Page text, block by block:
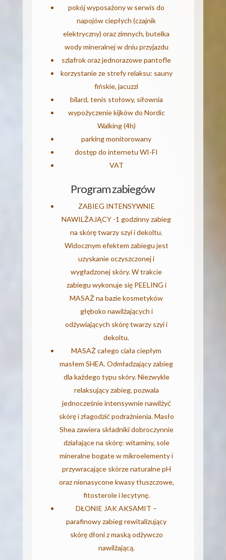
pokój wyposażony w serwis do
napojów ciepłych (czajnik
elektryczny) oraz zimnych, butelka
wody mineralnej w dniu przyjazdu
szlafrok oraz jednorazowe pantofle
korzystanie ze strefy relaksu: sauny
fińskie, jacuzzi
bilard, tenis stołowy, siłownia
wypożyczenie kijków do Nordic
Walking (4h)
parking monitorowany
dostęp do internetu WI-FI
VAT
Program zabiegów
ZABIEG INTENSYWNIE
NAWILŻAJĄCY -1 godzinny zabieg
na skórę twarzy szyi i dekoltu.
Widocznym efektem zabiegu jest
uzyskanie oczyszczonej i
wygładzonej skóry. W trakcie
zabiegu wykonuje się PEELING i
MASAŻ na bazie kosmetyków
głęboko nawilżających i
odżywiających skórę twarzy szyi i
dekoltu.
MASAŻ całego ciała ciepłym
masłem SHEA. Odmładzający zabieg
dla każdego typu skóry. Niezwykle
relaksujący zabieg, pozwala
jednocześnie intensywnie nawilżyć
skórę i złagodzić podrażnienia. Masło
Shea zawiera składniki dobroczynnie
działające na skórę: witaminy, sole
mineralne bogate w mikroelementy i
przywracające skórze naturalne pH
oraz nienasycone kwasy tłuszczowe,
fitosterole i lecytynę.
DŁONIE JAK AKSAMIT –
parafinowy zabieg rewitalizujący
skórę dłoni z maską odżywczo
nawilżającą.